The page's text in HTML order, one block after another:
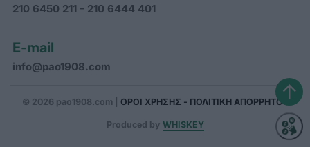
210 6450 211 - 210 6444 401
E-mail
info@pao1908.com
© 2026 pao1908.com | ΟΡΟΙ ΧΡΗΣΗΣ - ΠΟΛΙΤΙΚΗ ΑΠΟΡΡΗΤΟΥ
Produced by WHISKEY
↑